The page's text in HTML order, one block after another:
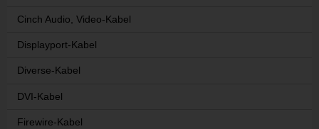
Cinch Audio, Video-Kabel
Displayport-Kabel
Diverse-Kabel
DVI-Kabel
Firewire-Kabel